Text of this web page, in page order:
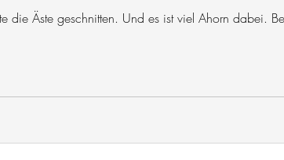
die Äste geschnitten. Und es ist viel Ahorn dabei.